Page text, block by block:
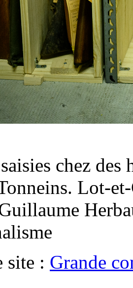
chez
Lot-
site : Grande